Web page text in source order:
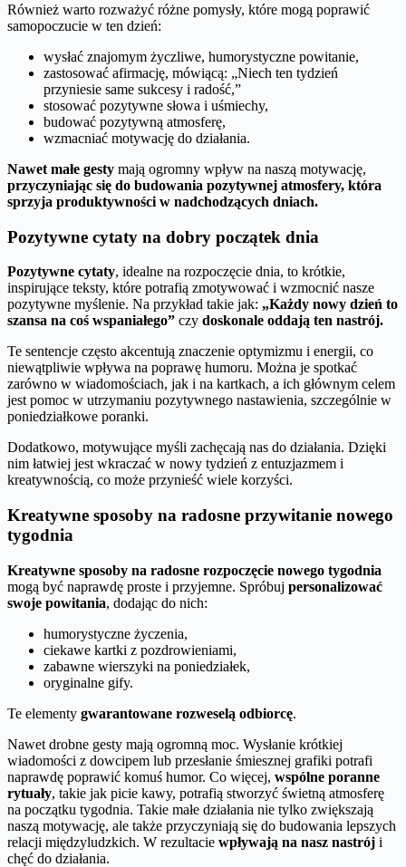
Również warto rozważyć różne pomysły, które mogą poprawić
samopoczucie w ten dzień:
wysłać znajomym życzliwe, humorystyczne powitanie,
zastosować afirmację, mówiącą: „Niech ten tydzień
przyniesie same sukcesy i radość,”
stosować pozytywne słowa i uśmiechy,
budować pozytywną atmosferę,
wzmacniać motywację do działania.
Nawet małe gesty mają ogromny wpływ na naszą motywację,
przyczyniając się do budowania pozytywnej atmosfery, która
sprzyja produktywności w nadchodzących dniach.
Pozytywne cytaty na dobry początek dnia
Pozytywne cytaty, idealne na rozpoczęcie dnia, to krótkie,
inspirujące teksty, które potrafią zmotywować i wzmocnić nasze
pozytywne myślenie. Na przykład takie jak: „Każdy nowy dzień to
szansa na coś wspaniałego” czy doskonale oddają ten nastrój.
Te sentencje często akcentują znaczenie optymizmu i energii, co
niewątpliwie wpływa na poprawę humoru. Można je spotkać
zarówno w wiadomościach, jak i na kartkach, a ich głównym celem
jest pomoc w utrzymaniu pozytywnego nastawienia, szczególnie w
poniedziałkowe poranki.
Dodatkowo, motywujące myśli zachęcają nas do działania. Dzięki
nim łatwiej jest wkraczać w nowy tydzień z entuzjazmem i
kreatywnością, co może przynieść wiele korzyści.
Kreatywne sposoby na radosne przywitanie nowego
tygodnia
Kreatywne sposoby na radosne rozpoczęcie nowego tygodnia
mogą być naprawdę proste i przyjemne. Spróbuj personalizować
swoje powitania, dodając do nich:
humorystyczne życzenia,
ciekawe kartki z pozdrowieniami,
zabawne wierszyki na poniedziałek,
oryginalne gify.
Te elementy gwarantowane rozweselą odbiorcę.
Nawet drobne gesty mają ogromną moc. Wysłanie krótkiej
wiadomości z dowcipem lub przesłanie śmiesznej grafiki potrafi
naprawdę poprawić komuś humor. Co więcej, wspólne poranne
rytuały, takie jak picie kawy, potrafią stworzyć świetną atmosferę
na początku tygodnia. Takie małe działania nie tylko zwiększają
naszą motywację, ale także przyczyniają się do budowania lepszych
relacji międzyludzkich. W rezultacie wpływają na nasz nastrój i
chęć do działania.